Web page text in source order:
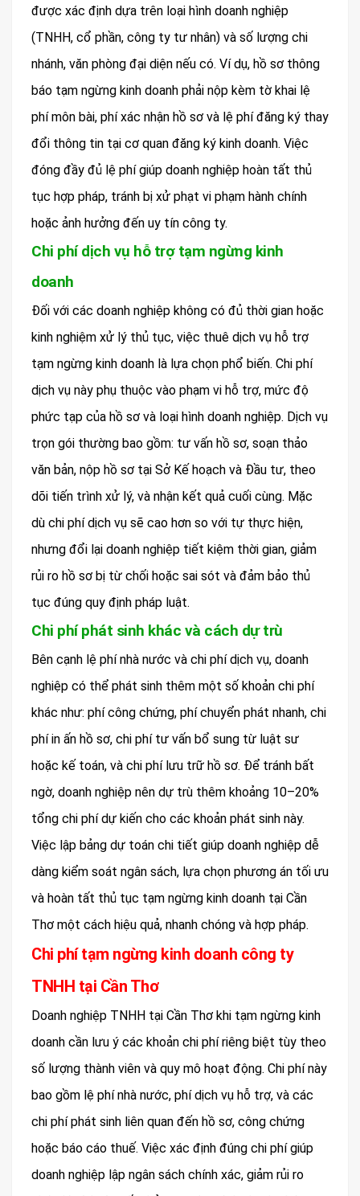
được xác định dựa trên loại hình doanh nghiệp
(TNHH, cổ phần, công ty tư nhân) và số lượng chi
nhánh, văn phòng đại diện nếu có. Ví dụ, hồ sơ thông
báo tạm ngừng kinh doanh phải nộp kèm tờ khai lệ
phí môn bài, phí xác nhận hồ sơ và lệ phí đăng ký thay
đổi thông tin tại cơ quan đăng ký kinh doanh. Việc
đóng đầy đủ lệ phí giúp doanh nghiệp hoàn tất thủ
tục hợp pháp, tránh bị xử phạt vi phạm hành chính
hoặc ảnh hưởng đến uy tín công ty.
Chi phí dịch vụ hỗ trợ tạm ngừng kinh
doanh
Đối với các doanh nghiệp không có đủ thời gian hoặc
kinh nghiệm xử lý thủ tục, việc thuê dịch vụ hỗ trợ
tạm ngừng kinh doanh là lựa chọn phổ biến. Chi phí
dịch vụ này phụ thuộc vào phạm vi hỗ trợ, mức độ
phức tạp của hồ sơ và loại hình doanh nghiệp. Dịch vụ
trọn gói thường bao gồm: tư vấn hồ sơ, soạn thảo
văn bản, nộp hồ sơ tại Sở Kế hoạch và Đầu tư, theo
dõi tiến trình xử lý, và nhận kết quả cuối cùng. Mặc
dù chi phí dịch vụ sẽ cao hơn so với tự thực hiện,
nhưng đổi lại doanh nghiệp tiết kiệm thời gian, giảm
rủi ro hồ sơ bị từ chối hoặc sai sót và đảm bảo thủ
tục đúng quy định pháp luật.
Chi phí phát sinh khác và cách dự trù
Bên cạnh lệ phí nhà nước và chi phí dịch vụ, doanh
nghiệp có thể phát sinh thêm một số khoản chi phí
khác như: phí công chứng, phí chuyển phát nhanh, chi
phí in ấn hồ sơ, chi phí tư vấn bổ sung từ luật sư
hoặc kế toán, và chi phí lưu trữ hồ sơ. Để tránh bất
ngờ, doanh nghiệp nên dự trù thêm khoảng 10–20%
tổng chi phí dự kiến cho các khoản phát sinh này.
Việc lập bảng dự toán chi tiết giúp doanh nghiệp dễ
dàng kiểm soát ngân sách, lựa chọn phương án tối ưu
và hoàn tất thủ tục tạm ngừng kinh doanh tại Cần
Thơ một cách hiệu quả, nhanh chóng và hợp pháp.
Chi phí tạm ngừng kinh doanh công ty
TNHH tại Cần Thơ
Doanh nghiệp TNHH tại Cần Thơ khi tạm ngừng kinh
doanh cần lưu ý các khoản chi phí riêng biệt tùy theo
số lượng thành viên và quy mô hoạt động. Chi phí này
bao gồm lệ phí nhà nước, phí dịch vụ hỗ trợ, và các
chi phí phát sinh liên quan đến hồ sơ, công chứng
hoặc báo cáo thuế. Việc xác định đúng chi phí giúp
doanh nghiệp lập ngân sách chính xác, giảm rủi ro